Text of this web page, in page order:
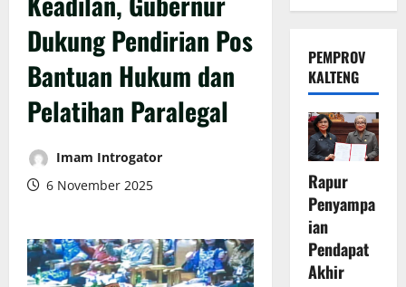
Dukung Pendirian Pos
Bantuan Hukum dan
Pelatihan Paralegal
Imam Introgator
6 November 2025
PEMPROV
KALTENG
Rapur
Penyampa
ian
Pendapat
Akhir